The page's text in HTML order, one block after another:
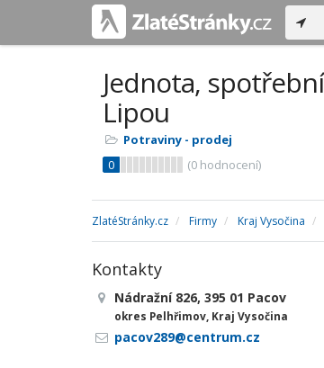
Jednota,
Lipou
Potraviny - prodej
0
(0 hodnocení)
ZlatéStránky.cz Firmy Kraj Vysočina
Kontakty
Nádražní 826, 395 01 Pacov
okres Pelhřimov, Kraj Vysočina
pacov289@centrum.cz